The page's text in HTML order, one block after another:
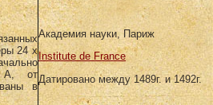
24 x
A, от
в
Академия науки, Париж
Institute de France
Датировано между 1489г. и 1492г.